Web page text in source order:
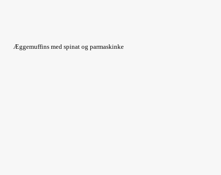
Æggemuffins med spinat og parmaskinke